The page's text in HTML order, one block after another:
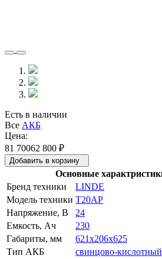
Есть в наличии
Все АКБ
Цена:
81 70062 800 ₽
Добавить в корзину
Основные
Бренд техники
LINDE
Модель техники T20AP
Напряжение, В
24
Емкость, Ач
230
Габариты, мм
621x206x625
Тип АКБ
свинцово-